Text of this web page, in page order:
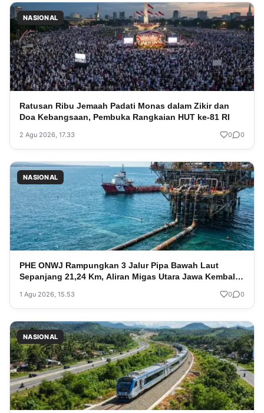
NASIONAL
Ratusan Ribu Jemaah Padati Monas dalam Zikir dan
Doa Kebangsaan, Pembuka Rangkaian HUT ke-81 RI
2 Agu 2026, 17.33 0 0
NASIONAL
PHE ONWJ Rampungkan 3 Jalur Pipa Bawah Laut
Sepanjang 21,24 Km, Aliran Migas Utara Jawa Kembali
1 Agu 2026, 15.53 0 0
NASIONAL